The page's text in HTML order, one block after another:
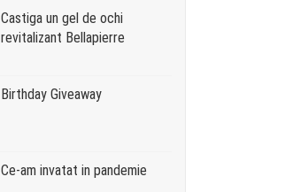
Castiga un gel de ochi
revitalizant Bellapierre
Birthday Giveaway
Ce-am invatat in pandemie